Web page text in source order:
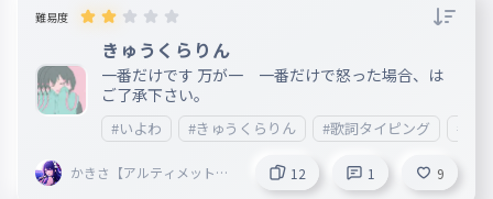
難易度
きゅうくらりん
一番だけです 万が一 一番だけで怒った場合、は
ご了承下さい。
#いよわ #きゅうくらりん #歌詞タイピング #歌詞
かきさ【アルティメットゴ
12 1 9